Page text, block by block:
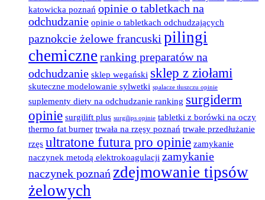
katowicka poznań opinie o tabletkach na
odchudzanie opinie o tabletkach odchudzających
paznokcie żelowe francuski pilingi
chemiczne ranking preparatów na
odchudzanie sklep wegański sklep z ziołami
skuteczne modelowanie sylwetki spalacze tłuszczu opinie
suplementy diety na odchudzanie ranking surgiderm
opinie surgilift plus surgilips opinie tabletki z borówki na oczy
thermo fat burner trwała na rzęsy poznań trwałe przedłużanie
rzęs ultratone futura pro opinie zamykanie
naczynek metodą elektrokoagulacji zamykanie
naczynek poznań zdejmowanie tipsów
żelowych